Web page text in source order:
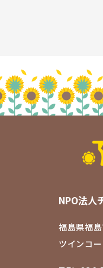
NPO法人
福島県福
ツインコ